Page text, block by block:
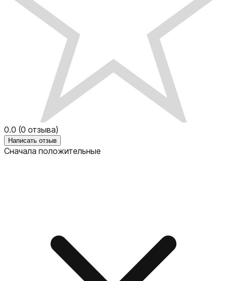
0.0 (0 отзыва)
Написать отзыв
Сначала положительные